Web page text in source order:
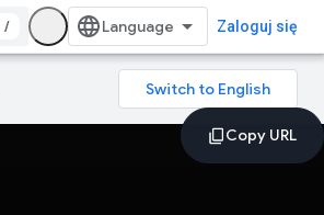
/ Zaloguj się